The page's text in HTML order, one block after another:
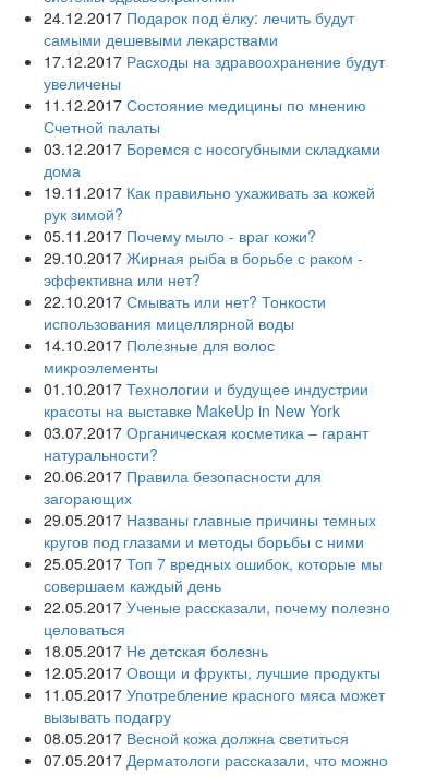
24.12.2017 Подарок под ёлку: лечить будут
самыми дешевыми лекарствами
17.12.2017 Расходы на здравоохранение будут
увеличены
11.12.2017 Состояние медицины по мнению
Счетной палаты
03.12.2017 Боремся с носогубными складками
дома
19.11.2017 Как правильно ухаживать за кожей
рук зимой?
05.11.2017 Почему мыло - враг кожи?
29.10.2017 Жирная рыба в борьбе с раком -
эффективна или нет?
22.10.2017 Смывать или нет? Тонкости
использования мицеллярной воды
14.10.2017 Полезные для волос
микроэлементы
01.10.2017 Технологии и будущее индустрии
красоты на выставке MakeUp in New York
03.07.2017 Органическая косметика – гарант
натуральности?
20.06.2017 Правила безопасности для
загорающих
29.05.2017 Названы главные причины темных
кругов под глазами и методы борьбы с ними
25.05.2017 Топ 7 вредных ошибок, которые мы
совершаем каждый день
22.05.2017 Ученые рассказали, почему полезно
целоваться
18.05.2017 Не детская болезнь
12.05.2017 Овощи и фрукты, лучшие продукты
11.05.2017 Употребление красного мяса может
вызывать подагру
08.05.2017 Весной кожа должна светиться
07.05.2017 Дерматологи рассказали, что можно